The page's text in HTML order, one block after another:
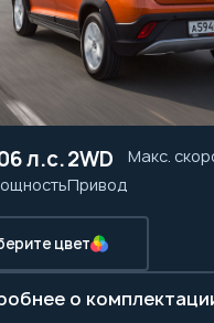
л.с.2WD
Привод
Макс.
цвет
о